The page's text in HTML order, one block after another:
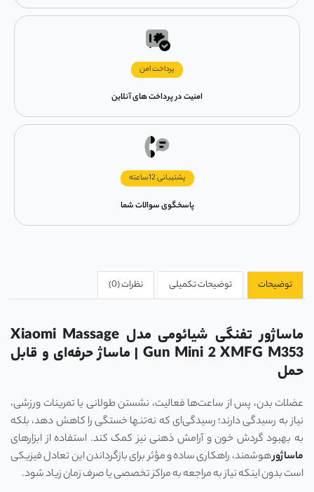
پرداخت امن
امنیت در پرداخت های آنلاین
پشتیبانی 12ساعته
پاسخگوی سوالات شما
توضیحات توضیحات تکمیلی نظرات (0)
ماساژور تفنگی شیائومی مدل Xiaomi Massage
Gun Mini 2 XMFG M353 | ماساژ حرفه‌ای و قابل
حمل
عضلات بدن، پس از ساعت‌ها فعالیت، نشستن طولانی یا تمرینات ورزشی،
نیاز به رسیدگی دارند؛ رسیدگی‌ای که نه‌تنها خستگی را کاهش دهد، بلکه
به بهبود گردش خون و آرامش ذهنی نیز کمک کند. استفاده از ابزارهای
ماساژورهوشمند، راهکاری ساده و مؤثر برای بازگرداندن این تعادل فیزیکی
است بدون اینکه نیاز به مراجعه به مراکز تخصصی یا صرف زمان زیاد شود.